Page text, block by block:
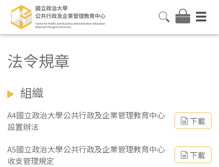
法令規章
組織
A4國立政治大學公共行政及企業管理教育中心
設置辦法
下載
A5國立政治大學公共行政及企業管理教育中心
收支管理規定
下載